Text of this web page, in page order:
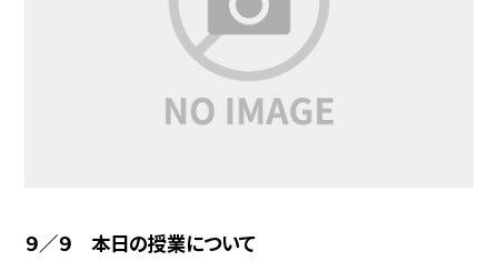
９／９ 本日の授業について